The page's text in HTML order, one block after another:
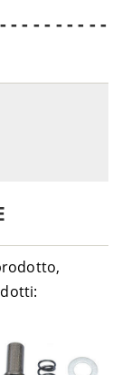
- - - - - - - - -